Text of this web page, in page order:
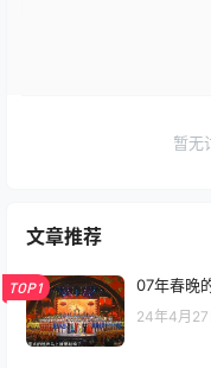
暂无
文章推荐
TOP1 07年春晚
24年4月27